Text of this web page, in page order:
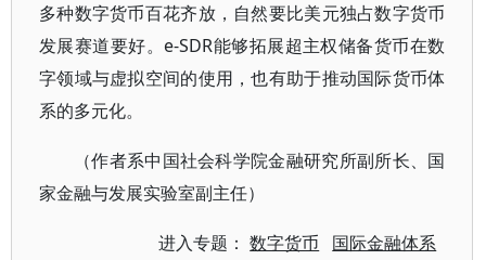
多种数字货币百花齐放，自然要比美元独占数字货币
发展赛道要好。e-SDR能够拓展超主权储备货币在数
字领域与虚拟空间的使用，也有助于推动国际货币体
系的多元化。
（作者系中国社会科学院金融研究所副所长、国
家金融与发展实验室副主任）
进入专题：数字货币 国际金融体系